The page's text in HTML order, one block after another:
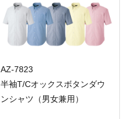
AZ-7823
半袖T/Cオックスボタンダウ
ンシャツ（男女兼用）